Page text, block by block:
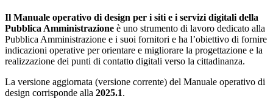
Il Manuale operativo di design per i siti e i servizi digitali della
Pubblica Amministrazione è uno strumento di lavoro dedicato alla
Pubblica Amministrazione e i suoi fornitori e ha l’obiettivo di fornire
indicazioni operative per orientare e migliorare la progettazione e la
realizzazione dei punti di contatto digitali verso la cittadinanza.
La versione aggiornata (versione corrente) del Manuale operativo di
design corrisponde alla 2025.1.